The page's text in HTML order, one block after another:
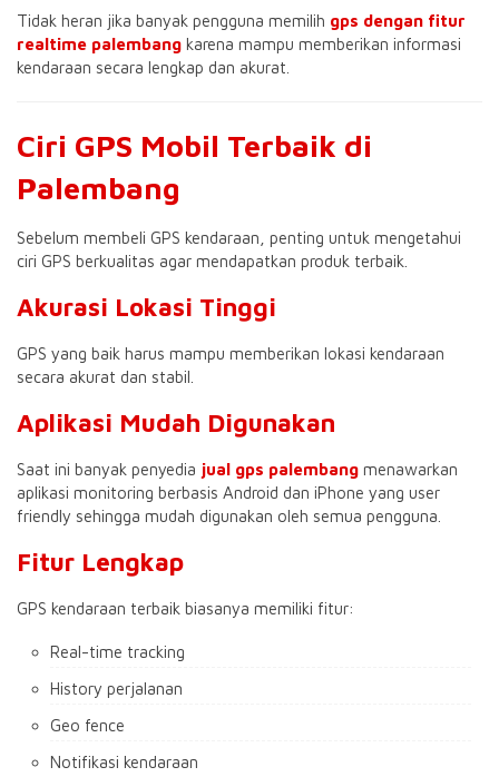
Tidak heran jika banyak pengguna memilih gps dengan fitur
realtime palembang karena mampu memberikan informasi
kendaraan secara lengkap dan akurat.
Ciri GPS Mobil Terbaik di
Palembang
Sebelum membeli GPS kendaraan, penting untuk mengetahui
ciri GPS berkualitas agar mendapatkan produk terbaik.
Akurasi Lokasi Tinggi
GPS yang baik harus mampu memberikan lokasi kendaraan
secara akurat dan stabil.
Aplikasi Mudah Digunakan
Saat ini banyak penyedia jual gps palembang menawarkan
aplikasi monitoring berbasis Android dan iPhone yang user
friendly sehingga mudah digunakan oleh semua pengguna.
Fitur Lengkap
GPS kendaraan terbaik biasanya memiliki fitur:
Real-time tracking
History perjalanan
Geo fence
Notifikasi kendaraan